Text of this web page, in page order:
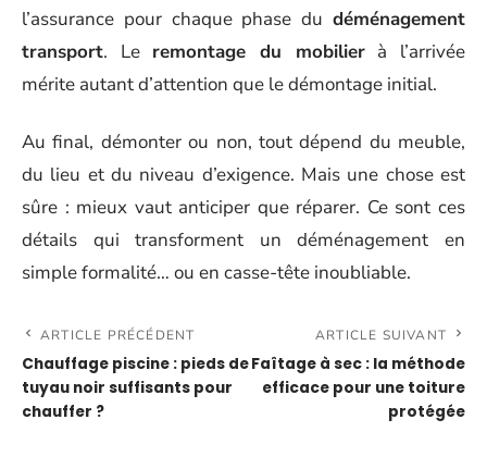
l’assurance pour chaque phase du déménagement
transport. Le remontage du mobilierà l’arrivée
mérite autant d’attention que le démontage initial.
Au final, démonter ou non, tout dépend du meuble,
du lieu et du niveau d’exigence. Mais une chose est
sûre : mieux vaut anticiper que réparer. Ce sont ces
détails qui transforment un déménagement en
simple formalité… ou en casse-tête inoubliable.
ARTICLE PRÉCÉDENT
Chauffage piscine : pieds de
tuyau noir suffisants pour
chauffer ?
ARTICLE SUIVANT
Faîtage à sec : la méthode
efficace pour une toiture
protégée